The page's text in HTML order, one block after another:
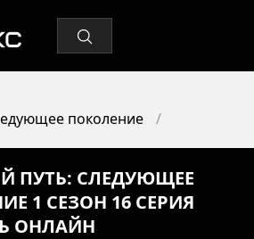
поколение
ПУТЬ: СЛЕДУЮЩЕЕ
1 СЕЗОН 16 СЕРИЯ
ОНЛАЙН